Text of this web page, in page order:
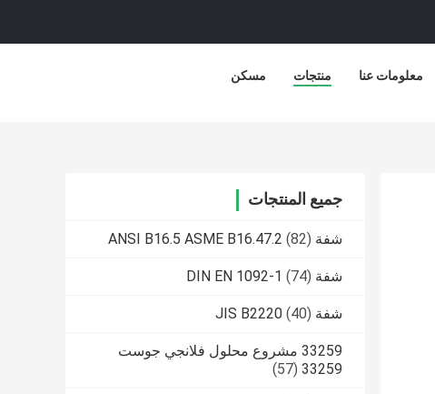
مسكن منتجات معلومات عنا
جميع المنتجات
شفة ANSI B16.5 ASME B16.47.2 (82)
شفة DIN EN 1092-1 (74)
شفة JIS B2220 (40)
33259 مشروع محلول فلانجي جوست
33259
(57)